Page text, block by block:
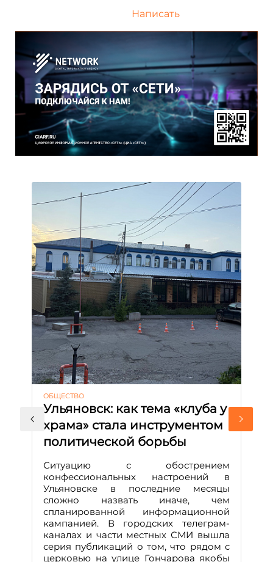
Написать
ОБЩЕСТВО
Ульяновск: как тема «клуба у
храма» стала инструментом
политической борьбы
Ситуацию с обострением
конфессиональных настроений в
Ульяновске в последние месяцы
сложно назвать иначе, чем
спланированной информационной
кампанией. В городских телеграм-
каналах и части местных СМИ вышла
серия публикаций о том, что рядом с
церковью на улице Гончарова якобы